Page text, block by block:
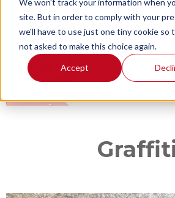
site. But in order to comply with your
we'll have to use just one tiny cookie so
not asked to make this choice again.
Accept